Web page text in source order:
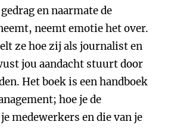
en naarmate de
neemt emotie het over.
ze hoe zij als journalist en
jou aandacht stuurt door
Het boek is een handboek
hoe je de
medewerkers en die van je